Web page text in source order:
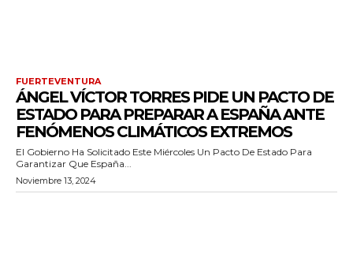
FUERTEVENTURA
ÁNGEL VÍCTOR TORRES PIDE UN PACTO DE
ESTADO PARA PREPARAR A ESPAÑA ANTE
FENÓMENOS CLIMÁTICOS EXTREMOS
El Gobierno Ha Solicitado Este Miércoles Un Pacto De Estado Para
Garantizar Que España...
Noviembre 13, 2024